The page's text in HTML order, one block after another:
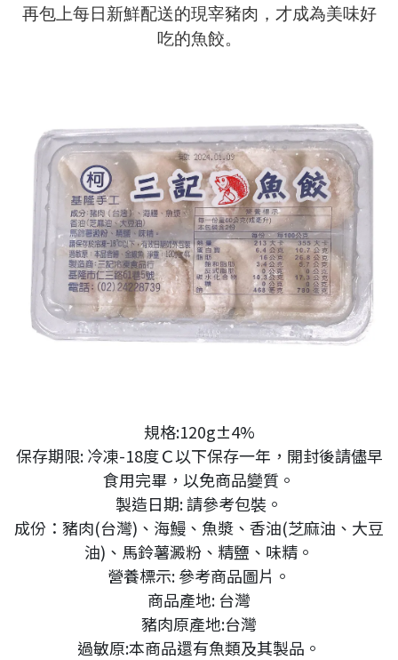
再包上每日新鮮配送的現宰豬肉，才成為美味好
吃的魚餃。
規格:120g±4%
保存期限: 冷凍-18度Ｃ以下保存一年，開封後請儘早
食用完畢，以免商品變質。
製造日期: 請參考包裝。
成份：豬肉(台灣)、海鰻、魚漿、香油(芝麻油、大豆
油)、馬鈴薯澱粉、精鹽、味精。
營養標示: 參考商品圖片。
商品產地: 台灣
豬肉原產地:台灣
過敏原:本商品還有魚類及其製品。